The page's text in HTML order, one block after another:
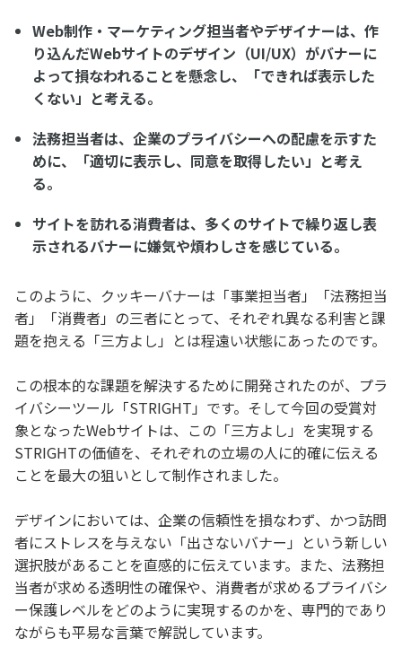
Web制作・マーケティング担当者やデザイナーは、作
り込んだWebサイトのデザイン（UI/UX）がバナーに
よって損なわれることを懸念し、「できれば表示した
くない」と考える。
法務担当者は、企業のプライバシーへの配慮を示すた
めに、「適切に表示し、同意を取得したい」と考え
る。
サイトを訪れる消費者は、多くのサイトで繰り返し表
示されるバナーに嫌気や煩わしさを感じている。
このように、クッキーバナーは「事業担当者」「法務担当
者」「消費者」の三者にとって、それぞれ異なる利害と課
題を抱える「三方よし」とは程遠い状態にあったのです。
この根本的な課題を解決するために開発されたのが、プラ
イバシーツール「STRIGHT」です。そして今回の受賞対
象となったWebサイトは、この「三方よし」を実現する
STRIGHTの価値を、それぞれの立場の人に的確に伝える
ことを最大の狙いとして制作されました。
デザインにおいては、企業の信頼性を損なわず、かつ訪問
者にストレスを与えない「出さないバナー」という新しい
選択肢があることを直感的に伝えています。また、法務担
当者が求める透明性の確保や、消費者が求めるプライバシ
ー保護レベルをどのように実現するのかを、専門的であり
ながらも平易な言葉で解説しています。